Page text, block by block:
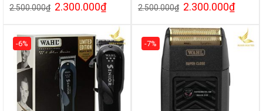
2.500.000₫ 2.300.000₫ 2.500.000₫ 2.300.000₫
-6% -7%